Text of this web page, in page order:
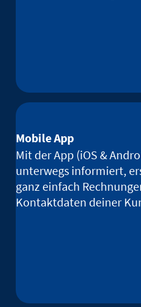
Mobile App
Mit der App (iOS &
unterwegs informiert,
ganz einfach
Kontaktdaten deiner